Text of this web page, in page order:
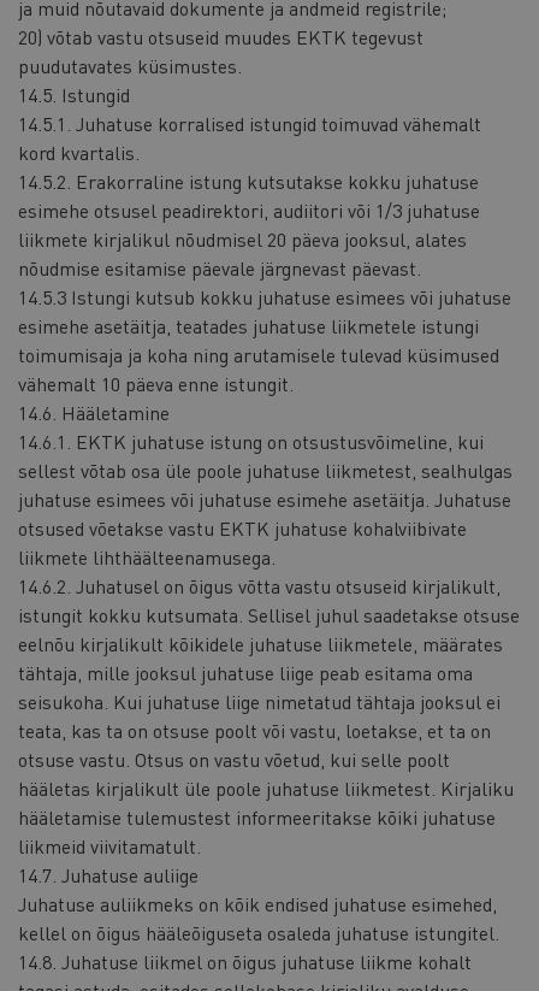
ja muid nõutavaid dokumente ja andmeid registrile;
20) võtab vastu otsuseid muudes EKTK tegevust
puudutavates küsimustes.
14.5. Istungid
14.5.1. Juhatuse korralised istungid toimuvad vähemalt
kord kvartalis.
14.5.2. Erakorraline istung kutsutakse kokku juhatuse
esimehe otsusel peadirektori, audiitori või 1/3 juhatuse
liikmete kirjalikul nõudmisel 20 päeva jooksul, alates
nõudmise esitamise päevale järgnevast päevast.
14.5.3 Istungi kutsub kokku juhatuse esimees või juhatuse
esimehe asetäitja, teatades juhatuse liikmetele istungi
toimumisaja ja koha ning arutamisele tulevad küsimused
vähemalt 10 päeva enne istungit.
14.6. Hääletamine
14.6.1. EKTK juhatuse istung on otsustusvõimeline, kui
sellest võtab osa üle poole juhatuse liikmetest, sealhulgas
juhatuse esimees või juhatuse esimehe asetäitja. Juhatuse
otsused võetakse vastu EKTK juhatuse kohalviibivate
liikmete lihthäälteenamusega.
14.6.2. Juhatusel on õigus võtta vastu otsuseid kirjalikult,
istungit kokku kutsumata. Sellisel juhul saadetakse otsuse
eelnõu kirjalikult kõikidele juhatuse liikmetele, määrates
tähtaja, mille jooksul juhatuse liige peab esitama oma
seisukoha. Kui juhatuse liige nimetatud tähtaja jooksul ei
teata, kas ta on otsuse poolt või vastu, loetakse, et ta on
otsuse vastu. Otsus on vastu võetud, kui selle poolt
hääletas kirjalikult üle poole juhatuse liikmetest. Kirjaliku
hääletamise tulemustest informeeritakse kõiki juhatuse
liikmeid viivitamatult.
14.7. Juhatuse auliige
Juhatuse auliikmeks on kõik endised juhatuse esimehed,
kellel on õigus hääleõiguseta osaleda juhatuse istungitel.
14.8. Juhatuse liikmel on õigus juhatuse liikme kohalt